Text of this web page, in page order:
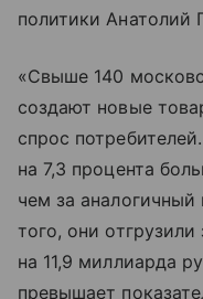
политики Анатолий
«Свыше 140
создают новые
спрос
на 7,3 процента
чем за
того, они
на 11,9 миллиарда
превышает